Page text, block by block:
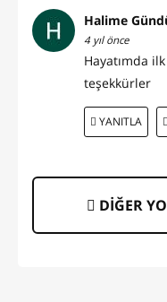
Halime
4 yıl önce
Hayatımda
teşekkürler
YANITLA
DİĞER